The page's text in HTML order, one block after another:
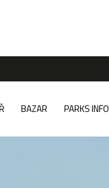
BAZAR PARKS INFO